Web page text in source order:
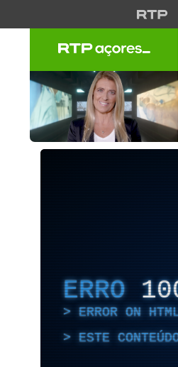
ERRO
ERROR ON
ESTE